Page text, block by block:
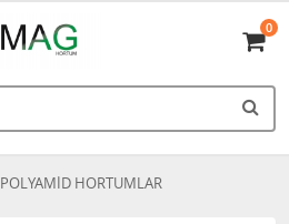
0
POLYAMİD HORTUMLAR